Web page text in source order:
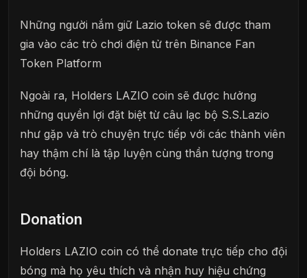
Những người nắm giữ Lazio token sẽ được tham
gia vào các trò chơi điện tử trên Binance Fan
Token Platform
Ngoài ra, Holders LAZIO coin sẽ được hưởng
những quyền lợi đặt biệt từ câu lạc bộ S.S.Lazio
như gặp và trò chuyện trực tiếp với các thành viên
hay thậm chí là tập luyện cùng thần tượng trong
đội bóng.
Donation
Holders LAZIO coin có thể donate trực tiếp cho đội
bóng mà họ yêu thích và nhận huy hiệu chứng